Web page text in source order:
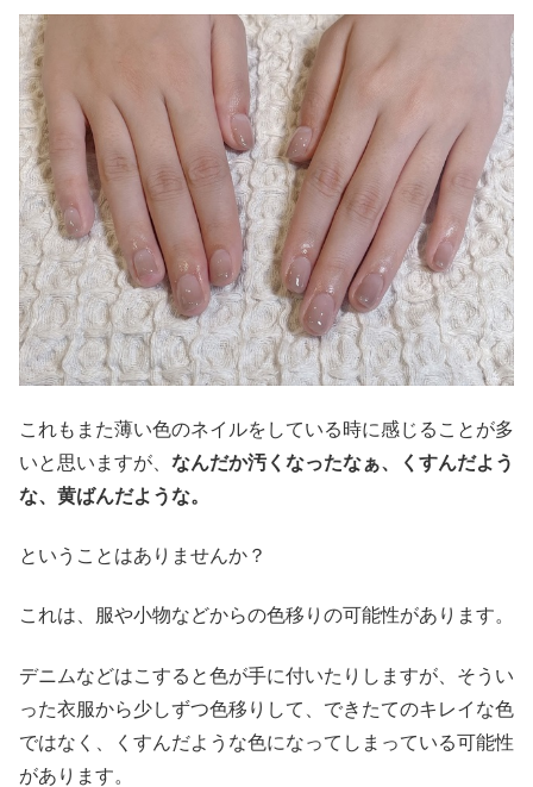
これもまた薄い色のネイルをしている時に感じることが多
いと思いますが、 なんだか汚くなったなぁ、くすんだよう
な、黄ばんだような。
ということはありませんか？
これは、服や小物などからの色移りの可能性があります。
デニムなどはこすると色が手に付いたりしますが、そうい
った衣服から少しずつ色移りして、できたてのキレイな色
ではなく、くすんだような色になってしまっている可能性
があります。